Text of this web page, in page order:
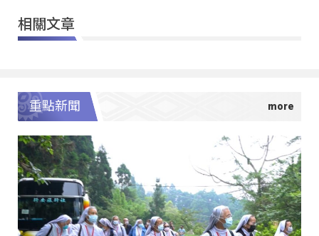
相關文章
重點新聞